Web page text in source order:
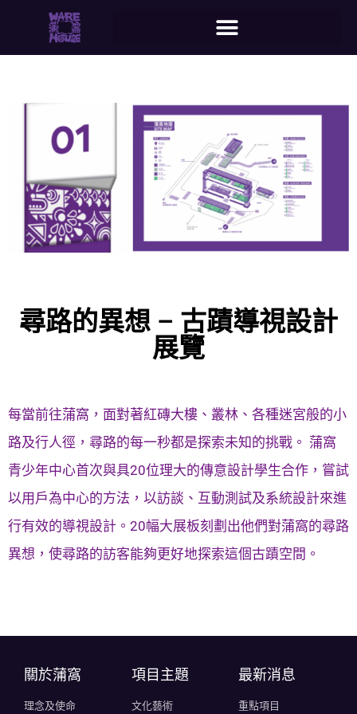
尋路的異想 – 古蹟導視設計
展覽
每當前往蒲窩，面對著紅磚大樓、叢林、各種迷宮般的小
路及行人徑，尋路的每一秒都是探索未知的挑戰。 蒲窩
青少年中心首次與具20位理大的傳意設計學生合作，嘗試
以用戶為中心的方法，以訪談、互動測試及系統設計來進
行有效的導視設計。20幅大展板刻劃出他們對蒲窩的尋路
異想，使尋路的訪客能夠更好地探索這個古蹟空間。
關於蒲窩​
理念及使命
項目主題
文化藝術
最新消息
重點項目